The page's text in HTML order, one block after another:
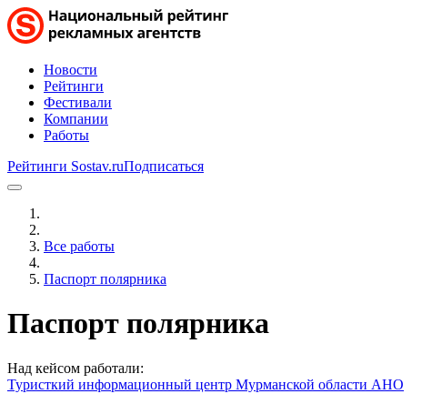
Новости
Рейтинги
Фестивали
Компании
Работы
Рейтинги Sostav.ruПодписаться
Все работы
Паспорт полярника
Паспорт полярника
Над кейсом работали:
Туристкий информационный центр Мурманской области АНО